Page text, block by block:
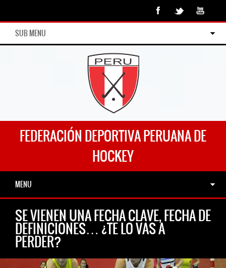
SUB MENU
FEDERACIÓN DEPORTIVA PERUANA DE
HOCKEY
MENU
SE VIENEN UNA FECHA CLAVE, FECHA DE
DEFINICIONES… ¿TE LO VAS A
PERDER?